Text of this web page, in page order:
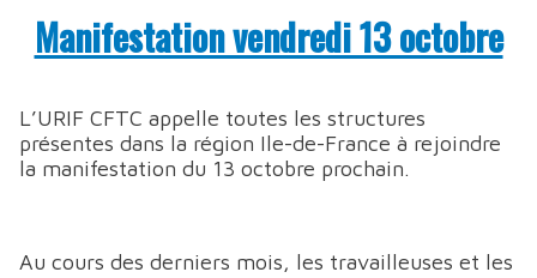
Manifestation vendredi 13 octobre
L’URIF CFTC appelle toutes les structures
présentes dans la région Ile-de-France à rejoindre
la manifestation du 13 octobre prochain.
Au cours des derniers mois, les travailleuses et les